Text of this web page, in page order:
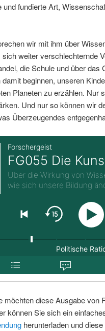
und fundierte Art,
wir mit ihm über
weiter verschlechternde
die Schule und über
beginnen, unseren
Planeten zu erzählen.
Und nur so können wir
Überzeugendes
möchten diese Ausgabe von
können Sie sich ein
herunterladen und